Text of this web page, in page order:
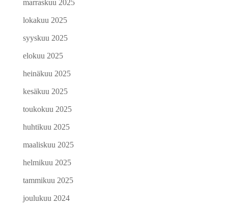
marraskuu 2025
lokakuu 2025
syyskuu 2025
elokuu 2025
heinäkuu 2025
kesäkuu 2025
toukokuu 2025
huhtikuu 2025
maaliskuu 2025
helmikuu 2025
tammikuu 2025
joulukuu 2024